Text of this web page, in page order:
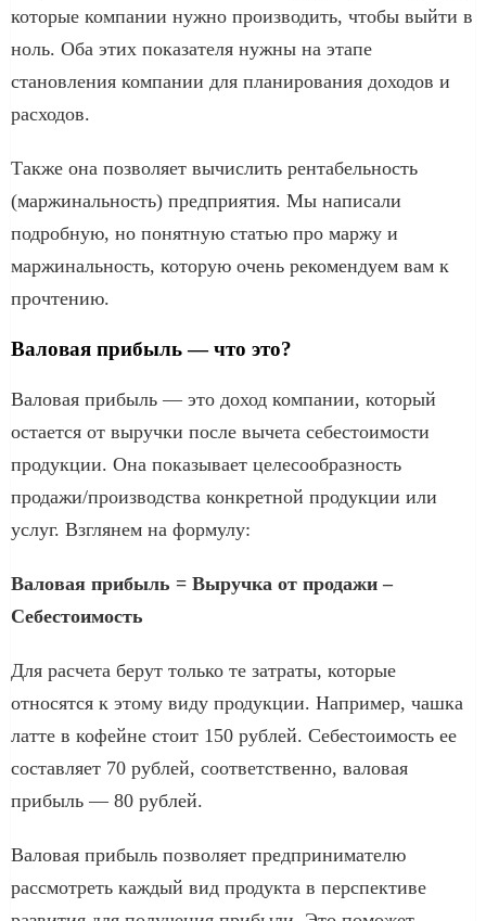
которые компании нужно производить, чтобы выйти в
ноль. Оба этих показателя нужны на этапе
становления компании для планирования доходов и
расходов.
Также она позволяет вычислить рентабельность
(маржинальность) предприятия. Мы написали
подробную, но понятную статью про маржу и
маржинальность, которую очень рекомендуем вам к
прочтению.
Валовая прибыль — что это?
Валовая прибыль — это доход компании, который
остается от выручки после вычета себестоимости
продукции. Она показывает целесообразность
продажи/производства конкретной продукции или
услуг. Взглянем на формулу:
Валовая прибыль = Выручка от продажи –
Себестоимость
Для расчета берут только те затраты, которые
относятся к этому виду продукции. Например, чашка
латте в кофейне стоит 150 рублей. Себестоимость ее
составляет 70 рублей, соответственно, валовая
прибыль — 80 рублей.
Валовая прибыль позволяет предпринимателю
рассмотреть каждый вид продукта в перспективе